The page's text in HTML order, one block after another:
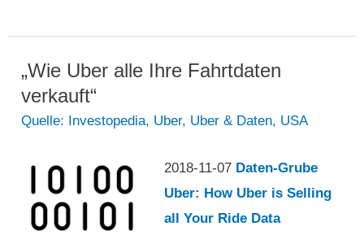
Investoren
„Wie Uber alle Ihre Fahrtdaten
verkauft“
Quelle: Investopedia, Uber, Uber & Daten, USA
2018-11-07 Daten-Grube
Uber: How Uber is Selling
all Your Ride Data